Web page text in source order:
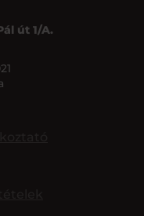
út 1/A.